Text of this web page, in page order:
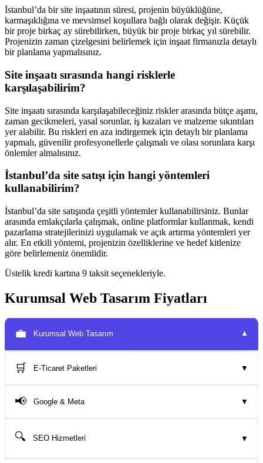
İstanbul’da bir site inşaatının süresi, projenin büyüklüğüne,
karmaşıklığına ve mevsimsel koşullara bağlı olarak değişir. Küçük
bir proje birkaç ay sürebilirken, büyük bir proje birkaç yıl sürebilir.
Projenizin zaman çizelgesini belirlemek için inşaat firmanızla detaylı
bir planlama yapmalısınız.
Site inşaatı sırasında hangi risklerle
karşılaşabilirim?
Site inşaatı sırasında karşılaşabileceğiniz riskler arasında bütçe aşımı,
zaman gecikmeleri, yasal sorunlar, iş kazaları ve malzeme sıkıntıları
yer alabilir. Bu riskleri en aza indirgemek için detaylı bir planlama
yapmalı, güvenilir profesyonellerle çalışmalı ve olası sorunlara karşı
önlemler almalısınız.
İstanbul’da site satışı için hangi yöntemleri
kullanabilirim?
İstanbul’da site satışında çeşitli yöntemler kullanabilirsiniz. Bunlar
arasında emlakçılarla çalışmak, online platformlar kullanmak, kendi
pazarlama stratejilerinizi uygulamak ve açık artırma yöntemleri yer
alır. En etkili yöntemi, projenizin özelliklerine ve hedef kitlenize
göre belirlemeniz önemlidir.
Üstelik kredi kartına 9 taksit seçenekleriyle.
Kurumsal Web Tasarım Fiyatları
💼 Kurumsal Web Tasarım ▼
🛒 E-Ticaret Paketleri ▼
📢 Google & Meta ▼
🔍 SEO Hizmetleri ▼